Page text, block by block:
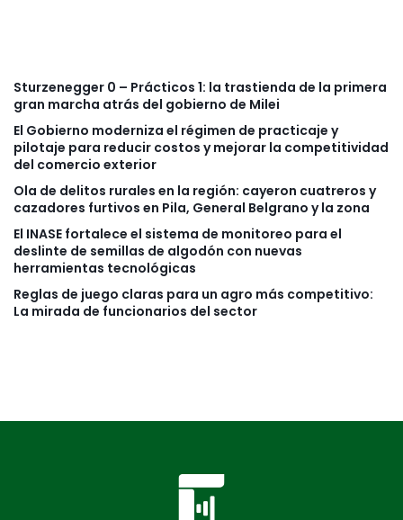
Sturzenegger 0 – Prácticos 1: la trastienda de la primera
gran marcha atrás del gobierno de Milei
El Gobierno moderniza el régimen de practicaje y
pilotaje para reducir costos y mejorar la competitividad
del comercio exterior
Ola de delitos rurales en la región: cayeron cuatreros y
cazadores furtivos en Pila, General Belgrano y la zona
El INASE fortalece el sistema de monitoreo para el
deslinte de semillas de algodón con nuevas
herramientas tecnológicas
Reglas de juego claras para un agro más competitivo:
La mirada de funcionarios del sector